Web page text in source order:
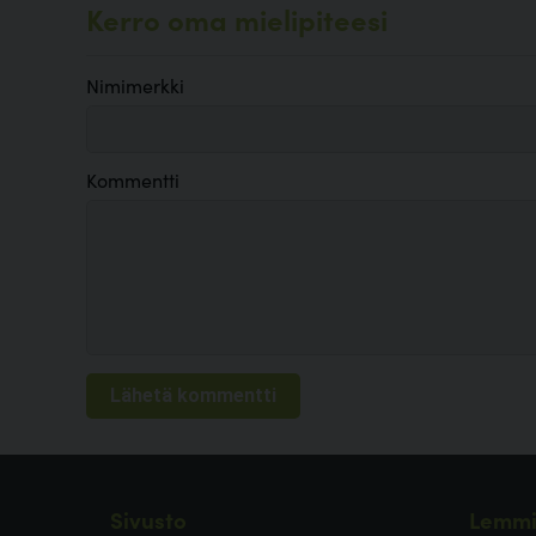
Kerro oma mielipiteesi
Nimimerkki
Kommentti